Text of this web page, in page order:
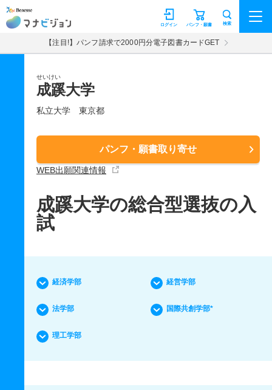
マナビジョン パンフ・願書
ログイン 検索
【注目!】パンフ請求で2000円分電子図書カードGET
せいけい
成蹊大学
私立大学 東京都
パンフ・願書取り寄せ
WEB出願関連情報
成蹊大学の総合型選抜の入
試
経済学部 経営学部
法学部 国際共創学部*
理工学部